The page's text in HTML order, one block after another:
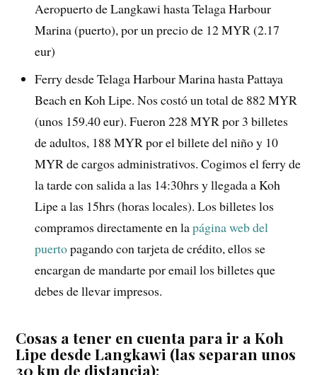
Aeropuerto de Langkawi hasta Telaga Harbour
Marina (puerto), por un precio de 12 MYR (2.17
eur)
Ferry desde Telaga Harbour Marina hasta Pattaya
Beach en Koh Lipe. Nos costó un total de 882 MYR
(unos 159.40 eur). Fueron 228 MYR por 3 billetes
de adultos, 188 MYR por el billete del niño y 10
MYR de cargos administrativos. Cogimos el ferry de
la tarde con salida a las 14:30hrs y llegada a Koh
Lipe a las 15hrs (horas locales). Los billetes los
compramos directamente en lapágina web del
puertopagando con tarjeta de crédito, ellos se
encargan de mandarte por email los billetes que
debes de llevar impresos.
Cosas a tener en cuenta para ir a Koh
Lipe desde Langkawi (las separan unos
30 km de distancia):